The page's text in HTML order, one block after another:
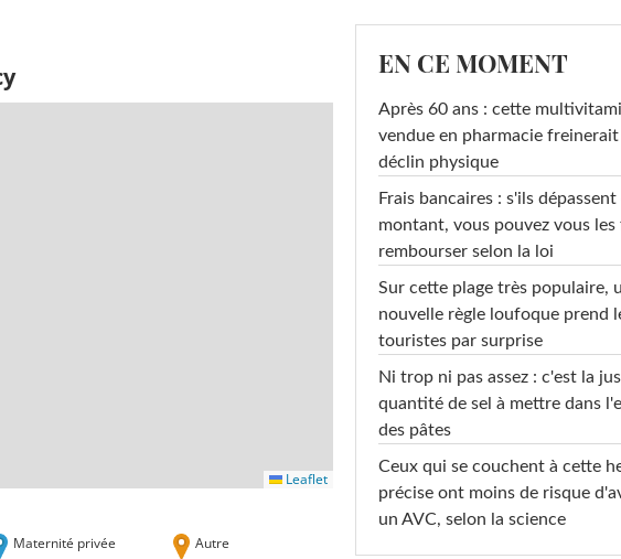
Leaflet
Maternité privée Autre
EN CE MOMENT
Après 60 ans : cette
vendue en pharmacie freinerait
déclin physique
Frais bancaires : s'ils dépassent
montant, vous pouvez vous les
rembourser selon la loi
Sur cette plage très populaire,
nouvelle règle loufoque prend
touristes par surprise
Ni trop ni pas assez : c'est la
quantité de sel à mettre dans
des pâtes
Ceux qui se couchent à cette
précise ont moins de risque
un AVC, selon la science